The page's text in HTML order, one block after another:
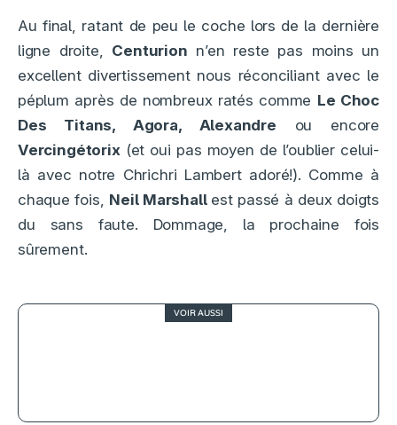
Au final, ratant de peu le coche lors de la dernière
ligne droite, Centurion n’en reste pas moins un
excellent divertissement nous réconciliant avec le
péplum après de nombreux ratés comme Le Choc
Des Titans, Agora, Alexandre ou encore
Vercingétorix(et oui pas moyen de l’oublier celui-
là avec notre Chrichri Lambert adoré!). Comme à
chaque fois, Neil Marshall est passé à deux doigts
du sans faute. Dommage, la prochaine fois
sûrement.
VOIR AUSSI